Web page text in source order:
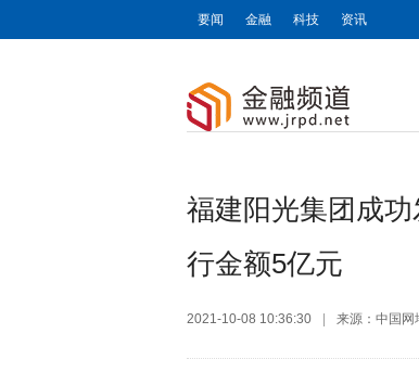
要闻 金融 科技 资讯
福建阳光集团成
行金额5亿元
2021-10-08 10:36:30 来源：中国网